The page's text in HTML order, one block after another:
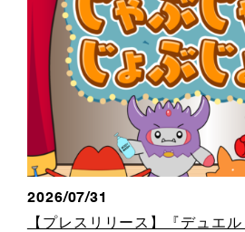
2026/07/31
【プレスリリース】『デュエ